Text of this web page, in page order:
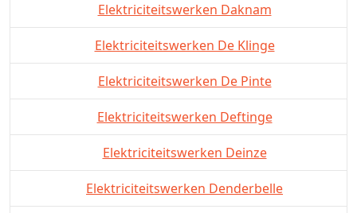
Elektriciteitswerken Daknam
Elektriciteitswerken De Klinge
Elektriciteitswerken De Pinte
Elektriciteitswerken Deftinge
Elektriciteitswerken Deinze
Elektriciteitswerken Denderbelle